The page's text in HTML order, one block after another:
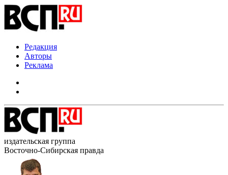
Редакция
Авторы
Реклама
издательская группа
Восточно-Сибирская правда